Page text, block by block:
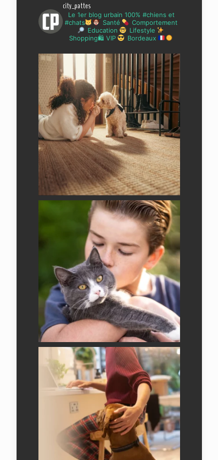
city_pattes
Le 1er blog urbain 100% #chiens et
#chats
Santé
Comportement
Education
Lifestyle
Shopping🛍 VIP
Bordeaux